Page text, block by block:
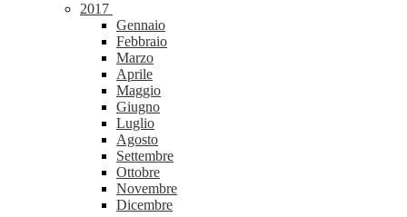
2017
Gennaio
Febbraio
Marzo
Aprile
Maggio
Giugno
Luglio
Agosto
Settembre
Ottobre
Novembre
Dicembre